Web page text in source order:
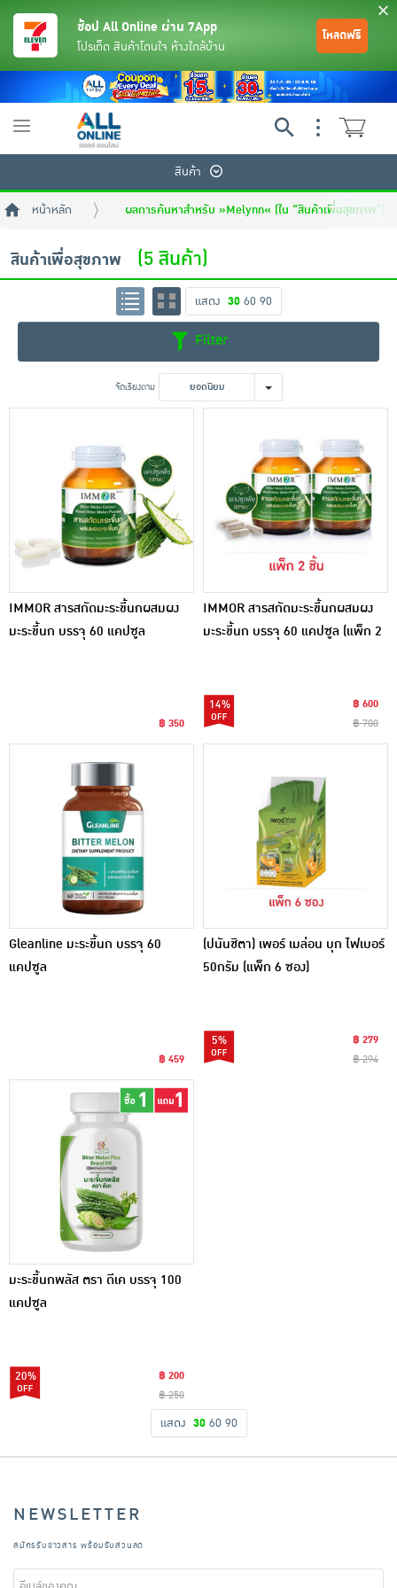
ขนมขบเคี้ยว และช็อคโกแลต
อาหารสด ผัก ผลไม้และเบเกอรี่
ช้อป All Online ผ่าน 7App
โปรเด็ด สินค้าโดนใจ ห้างใกล้บ้าน
โหลดฟรี
Toggle
สินค้า
หน้าหลัก ผลการค้นหาสำหรับ »Melynn« (ใน "สินค้าเพื่อสุขภาพ")
สินค้าเพื่อสุขภาพ (5 สินค้า)
แสดง 30 60 90
Filter
จัดเรียงตาม ยอดนิยม
IMMOR สารสกัดมะระขี้นกผสมผง
มะระขี้นก บรรจุ 60 แคปซูล
฿ 350
IMMOR สารสกัดมะระขี้นกผสมผง
มะระขี้นก บรรจุ 60 แคปซูล (แพ็ก 2
14%
฿ 600
฿ 700
Gleanline มะระขี้นก บรรจุ 60
แคปซูล
฿ 459
(ปนันชิตา) เพอร์ เมล่อน บุก ไฟเบอร์
50กรัม (แพ็ก 6 ซอง)
5%
฿ 279
฿ 294
มะระขี้นกพลัส ตรา ดีเค บรรจุ 100
แคปซูล
20%
฿ 200
฿ 250
แสดง 30 60 90
NEWSLETTER
สมัครรับข่าวสาร พร้อมรับส่วนลด